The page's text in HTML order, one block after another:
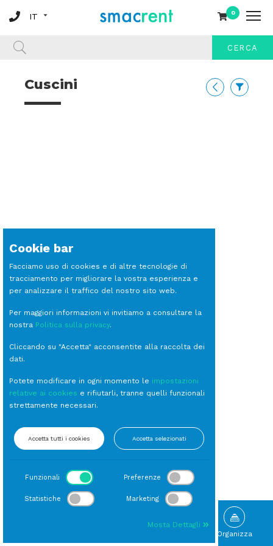
0
CERCA
Cuscini
Organizza
Cookie bar
Facciamo uso di cookies e di altre tecnologie di
tracciamento per migliorare la vostra esperienza e
per analizzare il traffico del nostro sito web.
Per maggiori informazioni vi invitiamo a consultare la
nostra Politica sulla privacy.
Cliccando su "Accetta" acconsentite alla raccolta dei
dati.
Potete modificare in ogni momento le impostazioni
relative ai cookies e rifiutarli, tranne quelli funzionali
strettamente necessari.
Accetta tutti i cookies Accetta selezionati
Funzionali Preferenze
Statistiche Marketing
Mosta Dettagli